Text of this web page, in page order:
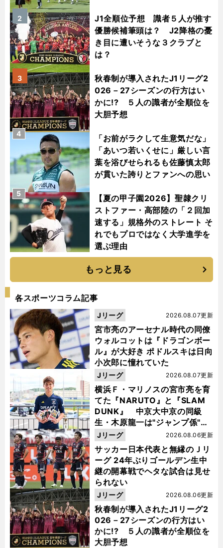
J1全順位予想 識者５人が推す
優勝候補筆頭は？ J2降格の憂
き目に遭いそうな３クラブと
は？
2
秋春制が導入されたJ1リーグ2
026－27シーズンの行方はい
かに!? ５人の識者が全順位を
大胆予想
3
「お前がラクして生意気だな」
「あいつ若いくせに」厳しい言
葉を浴びせられるも佐藤慎太郎
が貫いた誇りとファンへの思い
4
【夏の甲子園2026】聖隷クリ
ストファー・高部陸の「２回加
速する」規格外のストレート そ
れでもプロではなく大学進学を
選ぶ理由
5
もっと見る
各スポーツコラム記事
宮市亮のアーセナル時代の同僚
ウォルコットは『ドラゴンボー
ル』が大好き ポドルスキは日向
小次郎に憧れていた
2026.08.07更新
Jリーグ
横浜Ｆ・マリノスの宮市亮を育
てた『NARUTO』と『SLAM
DUNK』 中京大中京の同級
生・木原龍一は"ジャンプ係"だ
った
2026.08.07更新
Jリーグ
サッカー日本代表と無縁のＪリ
ーグ 24年ぶりゴールデン生中
継の開幕戦でヘタな試合は見せ
られない
2026.08.06更新
Jリーグ
秋春制が導入されたJ1リーグ2
026－27シーズンの行方はい
かに!? ５人の識者が全順位を
大胆予想
2026.08.06更新
Jリーグ